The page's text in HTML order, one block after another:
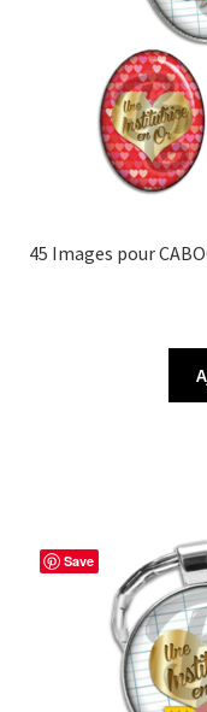
45 Images pour
Save